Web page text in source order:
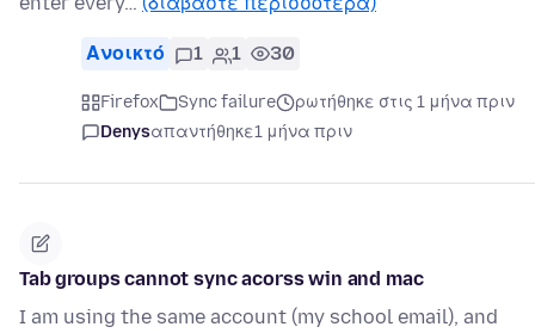
Ανοικτό 1 1 30
Firefox Sync failure
ρωτήθηκε στις 1 μήνα πριν
Denysαπαντήθηκε1 μήνα πριν
Tab groups cannot sync acorss win and mac
I am using the same account (my school email), and